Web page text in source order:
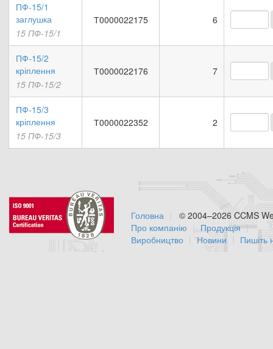
ПФ-15/1
заглушка
15 ПФ-15/1
Т0000022175 6
ПФ-15/2
кріплення
15 ПФ-15/2
Т0000022176 7
ПФ-15/3
кріплення
15 ПФ-15/3
Т0000022352 2
© 2004–2026 CCMS
Головна
Про компанію
Продукція
Виробництво
Новини Пишіть